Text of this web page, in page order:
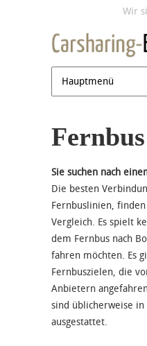
Jump
Wir
Sie suchen nach
Die besten
Fernbuslinien,
Vergleich. Es spielt
dem Fernbus nach
fahren möchten. Es
Fernbuszielen, die
Anbietern
sind üblicherweise
ausgestattet.